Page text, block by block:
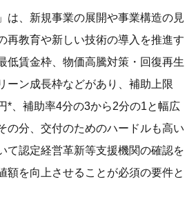
は、新規事業の展開や事業構造の見
再教育や新しい技術の導入を推進す
低賃金枠、物価高騰対策・回復再生
ーン成長枠などがあり、補助上限
*、補助率4分の3から2分の1と幅広
の分、交付のためのハードルも高い
て認定経営革新等支援機関の確認を
額を向上させることが必須の要件と